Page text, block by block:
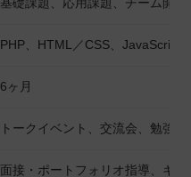
基礎課題、応用課題、チーム開発
PHP、HTML／CSS、JavaScript
6ヶ月
トークイベント、交流会、勉強
面接・ポートフォリオ指導、キ